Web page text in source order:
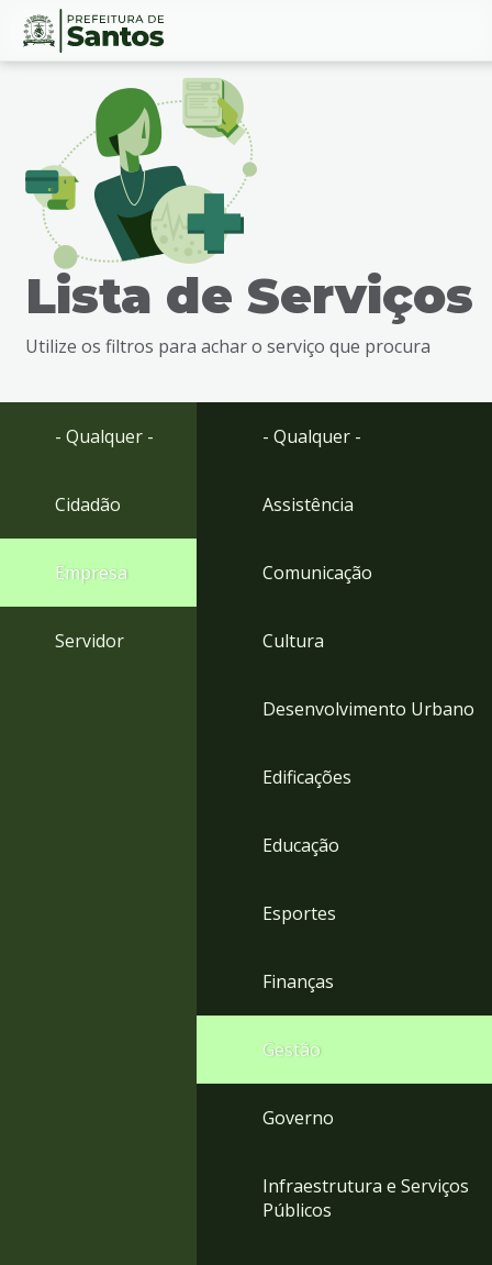
Ir
busca
Ir
Conteúdo
Lista de Serviços
Utilize os filtros para achar o serviço que procura
- Qualquer -
Cidadão
Empresa
Servidor
- Qualquer -
Assistência
Comunicação
Cultura
Desenvolvimento Urbano
Edificações
Educação
Esportes
Finanças
Gestão
Governo
Infraestrutura e Serviços
Públicos